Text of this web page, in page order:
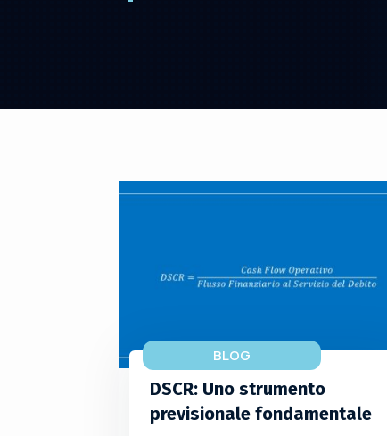
DSCR: Uno strumento
previsionale fondamentale
BLOG